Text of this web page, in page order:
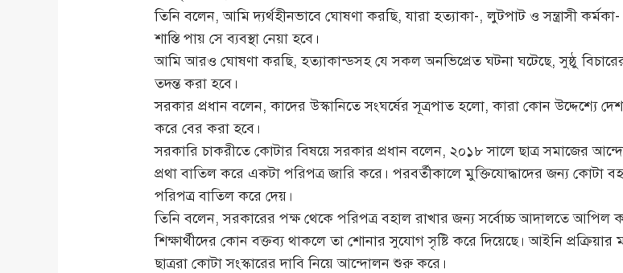
তিনি বলেন, আমি দ্যর্থহীনভাবে ঘোষণা করছি, যারা হত্যাকা-, লুটপাট ও সন্ত্রাসী
শাস্তি পায় সে ব্যবস্থা নেয়া হবে।
আমি আরও ঘোষণা করছি, হত্যাকান্ডসহ যে সকল অনভিপ্রেত ঘটনা ঘটেছে, সুষ্ঠু বিচারের
তদন্ত করা হবে।
সরকার প্রধান বলেন, কাদের উস্কানিতে সংঘর্ষের সূত্রপাত হলো, কারা কোন উদ্দেশ্যে
করে বের করা হবে।
সরকারি চাকরীতে কোটার বিষয়ে সরকার প্রধান বলেন, ২০১৮ সালে ছাত্র সমাজের
প্রথা বাতিল করে একটা পরিপত্র জারি করে। পরবর্তীকালে মুক্তিযোদ্ধাদের জন্য কোটা
পরিপত্র বাতিল করে দেয়।
তিনি বলেন, সরকারের পক্ষ থেকে পরিপত্র বহাল রাখার জন্য সর্বোচ্চ আদালতে
শিক্ষার্থীদের কোন বক্তব্য থাকলে তা শোনার সুযোগ সৃষ্টি করে দিয়েছে। আইনি
ছাত্ররা কোটা সংস্কারের দাবি নিয়ে আন্দোলন শুরু করে।